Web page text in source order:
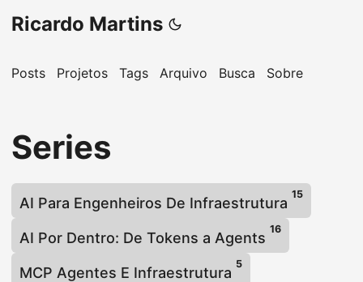
Ricardo Martins
Posts Projetos Tags Arquivo Busca Sobre
Series
AI Para Engenheiros De Infraestrutura
15
AI Por Dentro: De Tokens a Agents
16
MCP Agentes E Infraestrutura
5